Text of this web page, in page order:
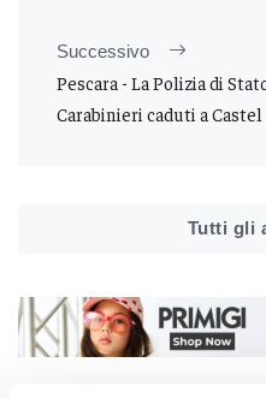
Successivo
Pescara - La Polizia di
Carabinieri caduti a Castel
Tutti gli